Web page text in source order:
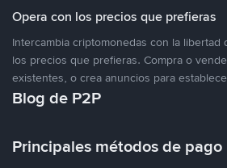
Opera con los precios que prefieras
Intercambia criptomonedas con la libertad
los precios que prefieras. Compra o
existentes, o crea anuncios para
Blog de P2P
Principales métodos de pago